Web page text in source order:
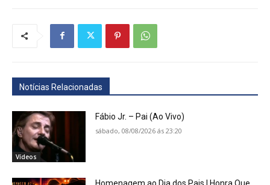
Notícias Relacionadas
Vídeos
Fábio Jr. – Pai (Ao Vivo)
sábado, 08/08/2026 ás 23:20